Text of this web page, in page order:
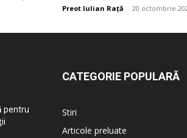
Preot Iulian Raţă - 20 octombrie
pentru
CATEGORIE POPULARĂ
Stiri
Articole preluate